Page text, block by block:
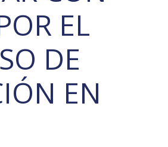
EL
DE
EN